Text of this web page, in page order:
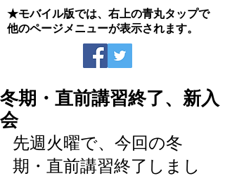
★モバイル版では、右上の青丸タップで
他のページメニューが表示されます。
冬期・直前講習終了、新入
会
先週火曜で、今回の冬
期・直前講習終了しまし